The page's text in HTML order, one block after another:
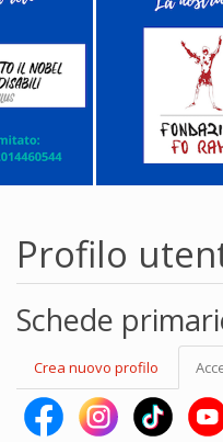
Profilo
Schede
Crea nuovo profilo